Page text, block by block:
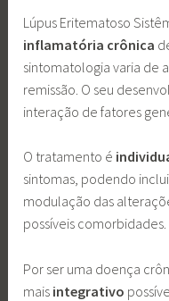
Lúpus Eritematoso
inflamatória crônica
sintomatologia varia de
remissão. O seu
interação de fatores
O tratamento é
sintomas, podendo
modulação das
possíveis comorbidades.
Por ser uma doença
mais integrativo